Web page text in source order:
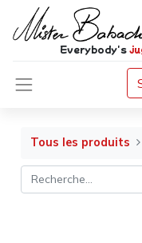
Everybody's
Tous les produits